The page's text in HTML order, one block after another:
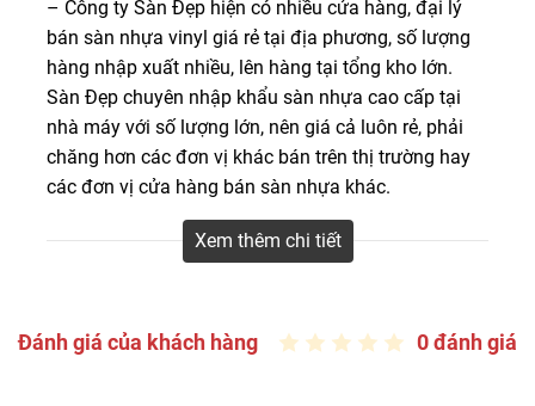
Quý khách hàng đang có nhu cầu mua sàn nhựa giá rẻ,
hãy đến và tham khảo tại Công ty Sàn Đẹp. Tại Sàn Đẹp
chúng tôi có mọi thương hiệu ván sàn nhựa giá rẻ từ giá
thấp nhất đến trung bình và cao cấp. Đến với Sàn Đẹp
chắc chắn sẽ mang lại niềm vui cho bạn.
– Công ty Sàn Đẹp hiện có nhiều cửa hàng, đại lý
bán sàn nhựa vinyl giá rẻ tại địa phương, số lượng
hàng nhập xuất nhiều, lên hàng tại tổng kho lớn.
Sàn Đẹp chuyên nhập khẩu sàn nhựa cao cấp tại
nhà máy với số lượng lớn, nên giá cả luôn rẻ, phải
chăng hơn các đơn vị khác bán trên thị trường hay
các đơn vị cửa hàng bán sàn nhựa khác.
– Sàn Đẹp hàng tháng, hàng năm sẽ có các chương
trình sale sàn nhựa giá sốc, khách hàng thường
– Nhiều thương hiệu sàn nhựa giá rẻ, phong cách
khác nhau được các nhà sản xuất tung ra hàng
Xem thêm chi tiết
Đánh giá của khách hàng 0 đánh giá